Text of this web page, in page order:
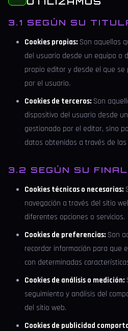
3.1 SEGÚN SU
Cookies propias: Son aquellas
del usuario desde un equipo o
propio editor y desde el que se
por el usuario.
Cookies de terceros: Son
dispositivo del usuario desde
gestionado por el editor, sino
datos obtenidos a través de las
3.2 SEGÚN SU
Cookies técnicas o necesarias:
navegación a través del sitio
diferentes opciones o servicios.
Cookies de preferencias: Son
recordar información para que
con determinadas
Cookies de análisis o medición:
seguimiento y análisis del
del sitio web.
Cookies de publicidad